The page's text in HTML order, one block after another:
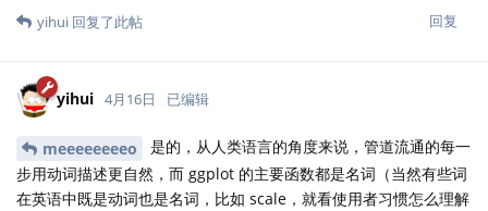
回复
yihui 回复了此帖
yihui 4月16日 已编辑
meeeeeeeeo
是的，从人类语言的角度来说，管道流通的每一
步用动词描述更自然，而 ggplot 的主要函数都是名词（当然有些词
在英语中既是动词也是名词，比如 scale，就看使用者习惯怎么理解